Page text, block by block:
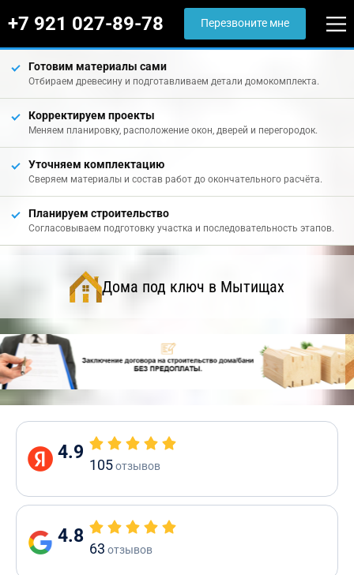
+7 921 027-89-78 Перезвоните мне
Готовим материалы сами
Отбираем древесину и подготавливаем детали домокомплекта.
Корректируем проекты
Меняем планировку, расположение окон, дверей и перегородок.
Уточняем комплектацию
Сверяем материалы и состав работ до окончательного расчёта.
Планируем строительство
Согласовываем подготовку участка и последовательность этапов.
Дома под ключ в Мытищах
4.9
105отзывов
4.8
63 отзывов